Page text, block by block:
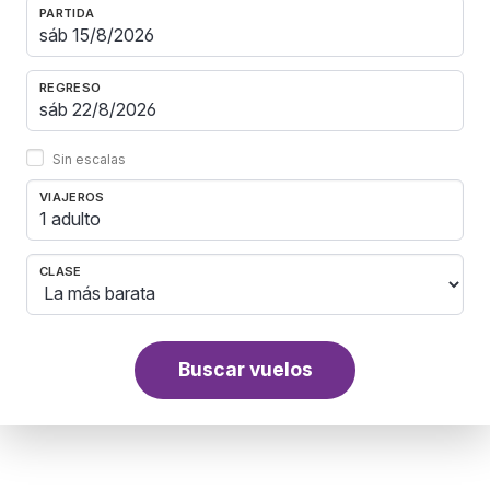
PARTIDA
REGRESO
Sin escalas
VIAJEROS
1 adulto
CLASE
Buscar vuelos